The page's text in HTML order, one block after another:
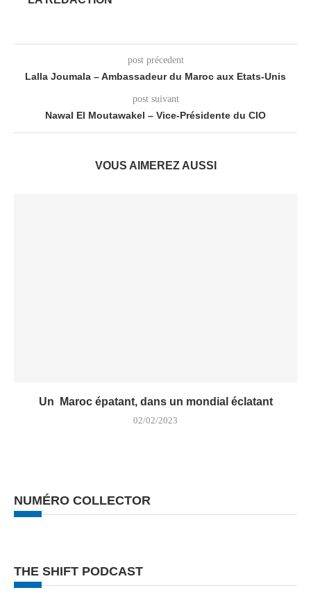
post précedent
Lalla Joumala – Ambassadeur du Maroc aux Etats-Unis
post suivant
Nawal El Moutawakel – Vice-Présidente du CIO
VOUS AIMEREZ AUSSI
Un Maroc épatant, dans un mondial éclatant
02/02/2023
NUMÉRO COLLECTOR
THE SHIFT PODCAST